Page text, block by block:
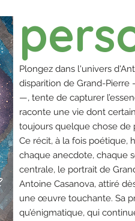
Plongez dans l'univers
disparition de Grand-
—, tente de capturer
raconte une vie dont
toujours quelque chose de
Ce récit, à la fois poétique,
chaque anecdote, chaque
centrale, le portrait de
Antoine Casanova, attiré
une œuvre touchante. Sa
qu’énigmatique, qui